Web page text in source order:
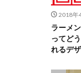
2018年
ラーメ
ってど
れるデ